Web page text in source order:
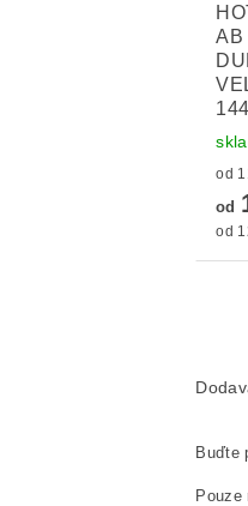
AB
od
od
Buďte
Pouze